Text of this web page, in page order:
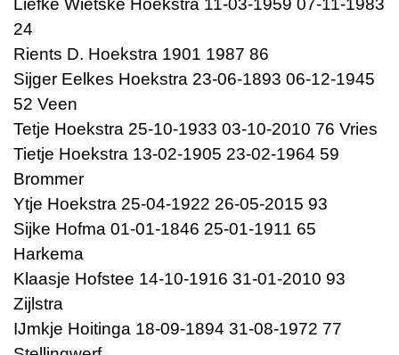
Liefke Wietske Hoekstra 11-03-1959 07-11-1983
24
Rients D. Hoekstra 1901 1987 86
Sijger Eelkes Hoekstra 23-06-1893 06-12-1945
52 Veen
Tetje Hoekstra 25-10-1933 03-10-2010 76 Vries
Tietje Hoekstra 13-02-1905 23-02-1964 59
Brommer
Ytje Hoekstra 25-04-1922 26-05-2015 93
Sijke Hofma 01-01-1846 25-01-1911 65
Harkema
Klaasje Hofstee 14-10-1916 31-01-2010 93
Zijlstra
IJmkje Hoitinga 18-09-1894 31-08-1972 77